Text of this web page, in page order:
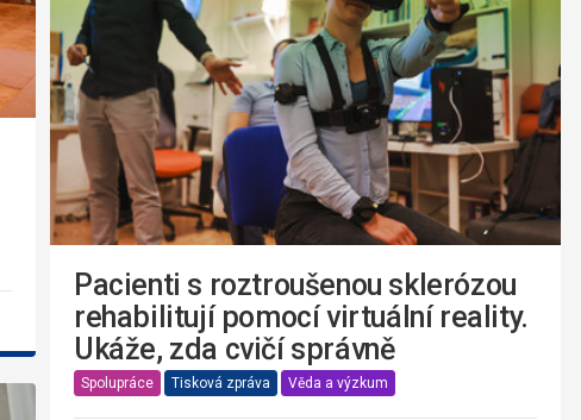
Pacienti s roztroušenou sklerózou
rehabilitují pomocí virtuální reality.
Ukáže, zda cvičí správně
Spolupráce Tisková zpráva Věda a výzkum